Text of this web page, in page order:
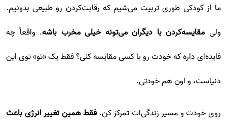
ما از کودکی طوری تربیت می‌شیم که رقابت‌کردن رو طبیعی بدونیم.
ولی مقایسه‌کردن با دیگران می‌تونه خیلی مخرب باشه. واقعاً چه
فایده‌ای داره که خودت رو با کسی مقایسه کنی؟ فقط یک «تو» توی این
دنیاست، و اون هم خودتی.
روی خودت و مسیر زندگی‌ات تمرکز کن. فقط همین تغییر انرژی باعث